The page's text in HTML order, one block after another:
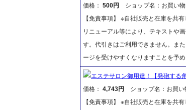
価格： 500円
ショップ名：お買い物
【免責事項】 ※自社販売と在庫を共
リニューアル等により、テキストや
す。代引きはご利用できません。ま
ージを受けやすくなりますことを予め
エステサロン御用達！【発砲す
価格： 4,743円
ショップ名：お買い
【免責事項】 ※自社販売と在庫を共